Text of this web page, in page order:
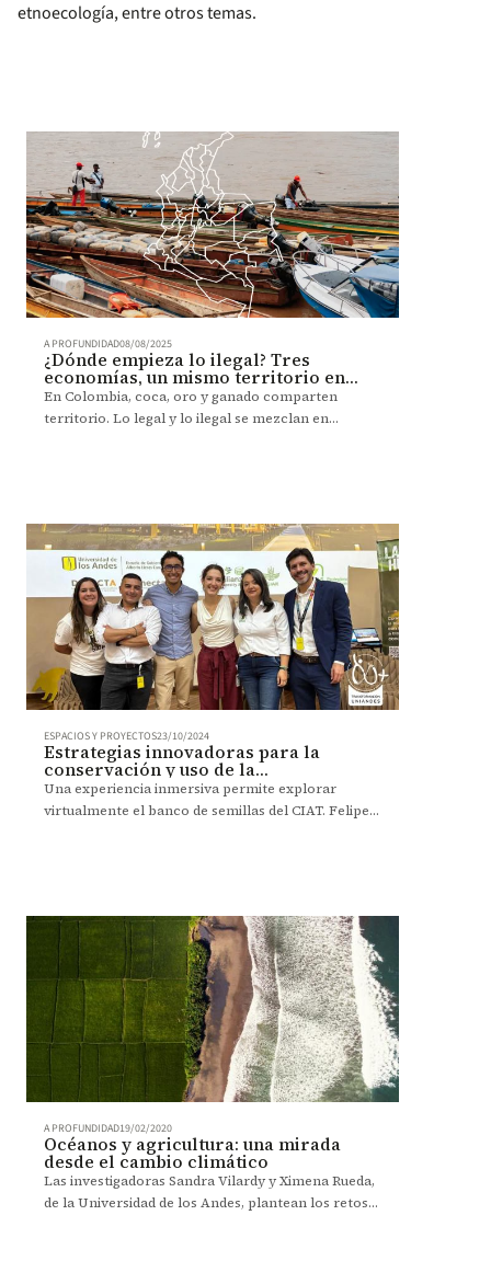
etnoecología, entre otros temas.
A PROFUNDIDAD08/08/2025
¿Dónde empieza lo ilegal? Tres
economías, un mismo territorio en
disputa
En Colombia, coca, oro y ganado comparten
territorio. Lo legal y lo ilegal se mezclan en
ESPACIOS Y PROYECTOS23/10/2024
Estrategias innovadoras para la
conservación y uso de la
agrobiodiversidad
Una experiencia inmersiva permite explorar
virtualmente el banco de semillas del CIAT. Felipe
A PROFUNDIDAD19/02/2020
Océanos y agricultura: una mirada
desde el cambio climático
Las investigadoras Sandra Vilardy y Ximena Rueda,
de la Universidad de los Andes, plantean los retos